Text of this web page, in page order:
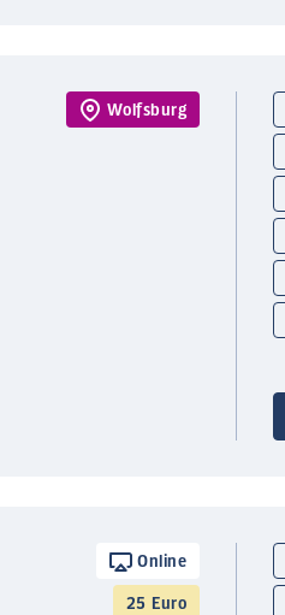
Wolfsburg
Online
25 Euro